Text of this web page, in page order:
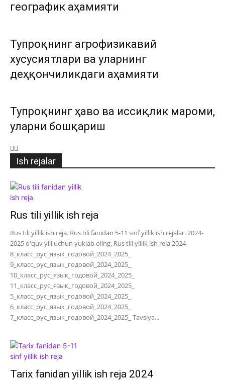
географик аҳамияти
Тупроқнинг агрофизикавий
хусусиятлари ва уларнинг
деҳқончиликдаги аҳамияти
Тупроқнинг ҳаво ва иссиқлик мароми,
уларни бошқариш
Ish rejalar
Rus tili yillik ish reja
Rus tili yillik ish reja. Rus tili fanidan 5-11 sinf yillik ish rejalar. 2024-
2025 o'quv yili uchun yuklab oling. Rus tili yillik ish reja 2024
8_класс_рус_язык_годовой_2024_2025_
9_класс_рус_язык_годовой_2024_2025_
10_класс_рус_язык_годовой_2024_2025_
11_класс_рус_язык_годовой_2024_2025_
5_класс_рус_язык_годовой_2024_2025_
6_класс_рус_язык_годовой_2024_2025_
7_класс_рус_язык_годовой_2024_2025_ Tavsiya...
Tarix fanidan yillik ish reja 2024